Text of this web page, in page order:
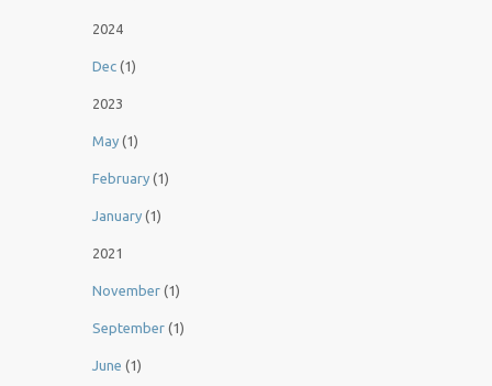
2024
Dec (1)
2023
May (1)
February (1)
January (1)
2021
November (1)
September (1)
June (1)